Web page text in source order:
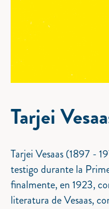
Tarjei
Tarjei Vesaas (1897 -
testigo durante la
finalmente, en 1923,
literatura de Vesaas,